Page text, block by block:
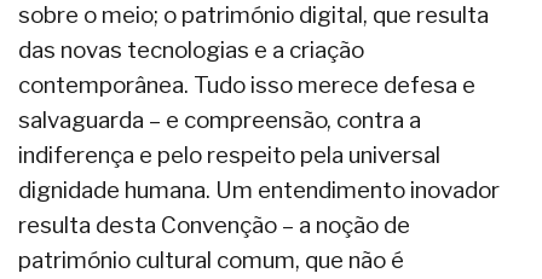
sobre o meio; o património digital, que resulta
das novas tecnologias e a criação
contemporânea. Tudo isso merece defesa e
salvaguarda – e compreensão, contra a
indiferença e pelo respeito pela universal
dignidade humana. Um entendimento inovador
resulta desta Convenção – a noção de
património cultural comum, que não é